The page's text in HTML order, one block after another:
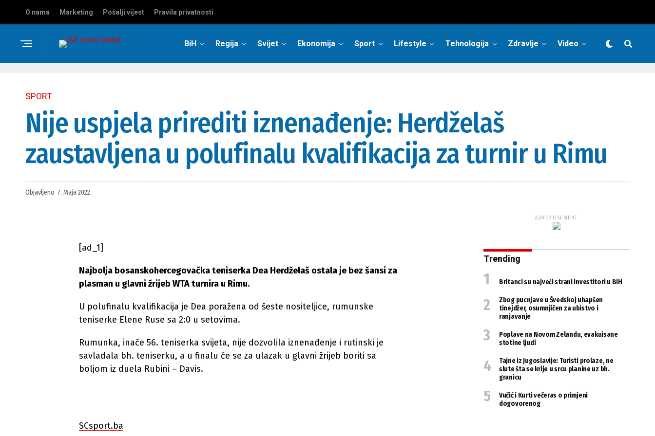
O nama Marketing Pošalji vijest Pravila privatnosti
BiH Regija Svijet Ekonomija Sport Lifestyle Tehnologija Zdravlje Video
SPORT
Nije uspjela prirediti iznenađenje: Herdželaš
zaustavljena u polufinalu kvalifikacija za turnir u Rimu
Objavljeno 7. Maja 2022.
[ad_1]
Najbolja bosanskohercegovačka teniserka Dea Herdželaš ostala je bez šansi za
plasman u glavni žrijeb WTA turnira u Rimu.
U polufinalu kvalifikacija je Dea poražena od šeste nositeljice, rumunske
teniserke Elene Ruse sa 2:0 u setovima.
Rumunka, inače 56. teniserka svijeta, nije dozvolila iznenađenje i rutinski je
savladala bh. teniserku, a u finalu će se za ulazak u glavni žrijeb boriti sa
boljom iz duela Rubini – Davis.
SCsport.ba
ADVERTISEMENT
Trending
Britanci su najveći strani investitori u BiH
Zbog pucnjave u Švedskoj uhapšen
tinejdžer, osumnjičen za ubistvo i
ranjavanje
Poplave na Novom Zelandu, evakuisane
stotine ljudi
Tajne iz Jugoslavije: Turisti prolaze, ne
slute šta se krije u srcu planine uz bh.
granicu
Vučić i Kurti večeras o primjeni
dogovorenog